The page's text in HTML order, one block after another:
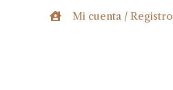
Mi cuenta / Registro